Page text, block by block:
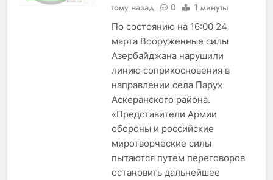
тому назад
0 1 минуты
По состоянию на 16:00 24
марта Вооруженные силы
Азербайджана нарушили
линию соприкосновения в
направлении села Парух
Аскеранского района.
«Представители Армии
обороны и российские
миротворческие силы
пытаются путем переговоров
остановить дальнейшее